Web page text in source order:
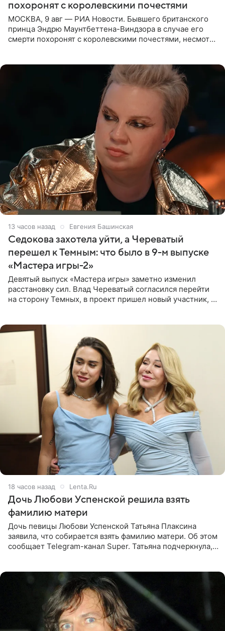
похоронят с королевскими почестями
МОСКВА, 9 авг — РИА Новости. Бывшего британского
принца Эндрю Маунтбеттена-Виндзора в случае его
смерти похоронят с королевскими почестями, несмотря
13 часов назад Евгения Башинская
Седокова захотела уйти, а Череватый
перешел к Темным: что было в 9-м выпуске
«Мастера игры-2»
Девятый выпуск «Мастера игры» заметно изменил
расстановку сил. Влад Череватый согласился перейти
на сторону Темных, в проект пришел новый участник, а
18 часов назад Lenta.Ru
Дочь Любови Успенской решила взять
фамилию матери
Дочь певицы Любови Успенской Татьяна Плаксина
заявила, что собирается взять фамилию матери. Об этом
сообщает Telegram-канал Super. Татьяна подчеркнула,